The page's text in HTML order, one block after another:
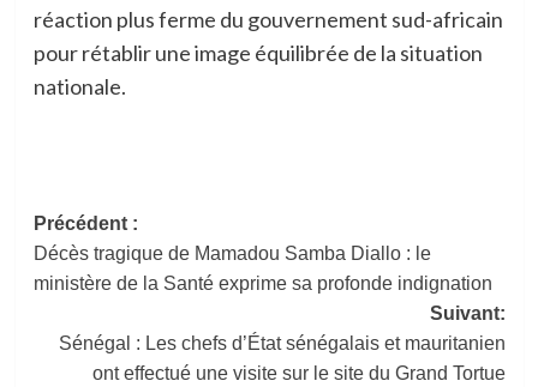
réaction plus ferme du gouvernement sud-africain
pour rétablir une image équilibrée de la situation
nationale.
Navigation
d’article
Précédent :
Décès tragique de Mamadou Samba Diallo : le
ministère de la Santé exprime sa profonde indignation
Suivant:
Sénégal : Les chefs d’État sénégalais et mauritanien
ont effectué une visite sur le site du Grand Tortue